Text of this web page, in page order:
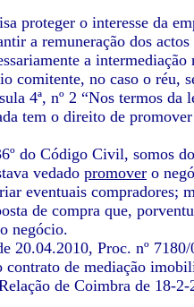
proteger o interesse da
a remuneração dos
a
comitente, no caso o réu,
4ª, nº 2 “Nos termos
tem o direito de
do Código Civil, somos
vedado promover o
eventuais compradores;
de compra que,
negócio.
20.04.2010, Proc. nº
de mediação
de Coimbra de 18-